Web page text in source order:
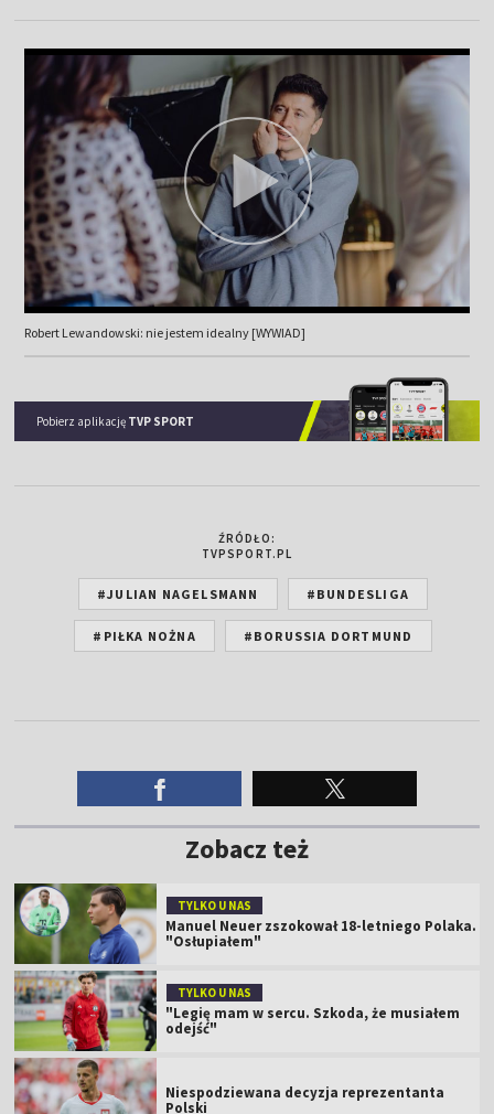
Robert Lewandowski: nie jestem idealny [WYWIAD]
Pobierz aplikację TVP SPORT
ŹRÓDŁO:
TVPSPORT.PL
#JULIAN NAGELSMANN #BUNDESLIGA
#PIŁKA NOŻNA #BORUSSIA DORTMUND
Zobacz też
TYLKO U NAS
Manuel Neuer zszokował 18-letniego Polaka.
"Osłupiałem"
TYLKO U NAS
"Legię mam w sercu. Szkoda, że musiałem
odejść"
Niespodziewana decyzja reprezentanta
Polski